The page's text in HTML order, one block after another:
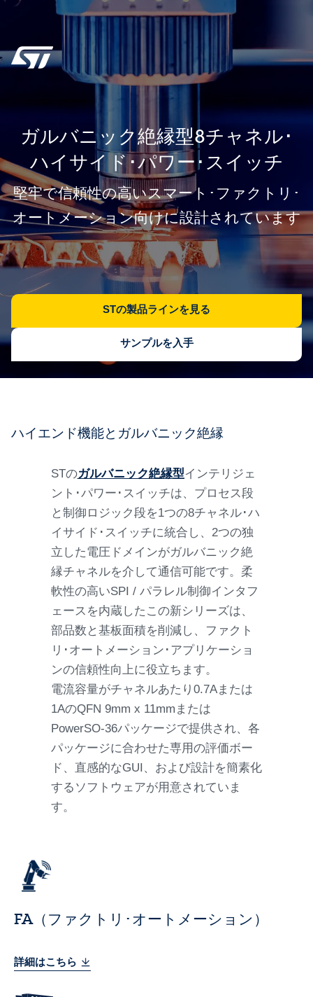
ガルバニック絶縁型8チャネル･
ハイサイド･パワー･スイッチ
堅牢で信頼性の高いスマート･ファクトリ･
オートメーション向けに設計されています
STの製品ラインを見る
サンプルを入手
ハイエンド機能とガルバニック絶縁
STのガルバニック絶縁型インテリジェ
ント･パワー･スイッチは、プロセス段
と制御ロジック段を1つの8チャネル･ハ
イサイド･スイッチに統合し、2つの独
立した電圧ドメインがガルバニック絶
縁チャネルを介して通信可能です。柔
軟性の高いSPI / パラレル制御インタフ
ェースを内蔵したこの新シリーズは、
部品数と基板面積を削減し、ファクト
リ･オートメーション･アプリケーショ
ンの信頼性向上に役立ちます。
電流容量がチャネルあたり0.7Aまたは
1AのQFN 9mm x 11mmまたは
PowerSO-36パッケージで提供され、各
パッケージに合わせた専用の評価ボー
ド、直感的なGUI、および設計を簡素化
するソフトウェアが用意されていま
す。
FA（ファクトリ･オートメーション）
詳細はこちら